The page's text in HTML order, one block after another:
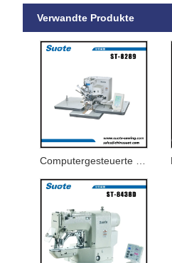
Verwandte Produkte